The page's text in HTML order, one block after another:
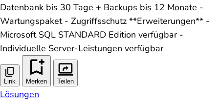
Datenbank bis 30 Tage + Backups bis 12 Monate -
Wartungspaket - Zugriffsschutz **Erweiterungen** -
Microsoft SQL STANDARD Edition verfügbar -
Individuelle Server-Leistungen verfügbar
Link Merken Teilen
Lösungen